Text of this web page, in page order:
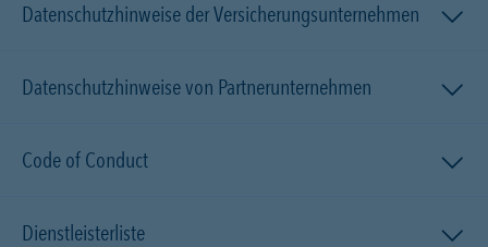
Datenschutzhinweise der Versicherungsunternehmen
Datenschutzhinweise von Partnerunternehmen
Code of Conduct
Dienstleisterliste